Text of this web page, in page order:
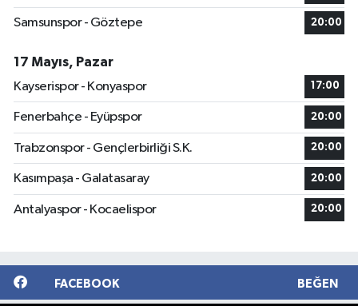
Samsunspor - Göztepe 20:00
17 Mayıs, Pazar
Kayserispor - Konyaspor
17:00
Fenerbahçe - Eyüpspor 20:00
Trabzonspor - Gençlerbirliği S.K. 20:00
Kasımpaşa - Galatasaray 20:00
Antalyaspor - Kocaelispor 20:00
FACEBOOK BEĞEN